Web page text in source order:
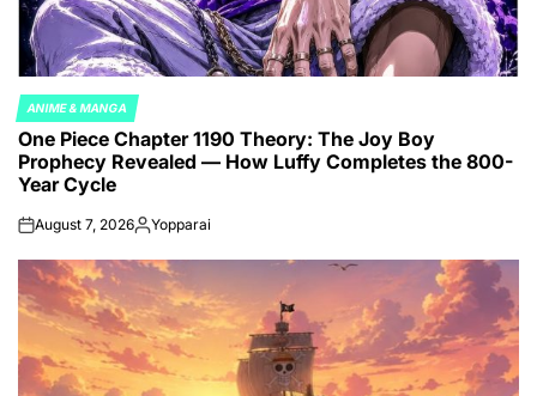
POSTED
IN
ANIME & MANGA
One Piece Chapter 1190 Theory: The Joy Boy
Prophecy Revealed — How Luffy Completes the 800-
Year Cycle
onAugust 7, 2026Posted
Yopparai